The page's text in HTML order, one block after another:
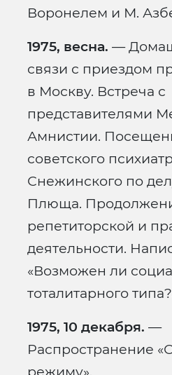
Воронелем и М.
1975, весна. —
связи с приездом
в Москву. Встреча с
представителями
Амнистии.
советского
Снежинского по
Плюща.
репетиторской и
деятельности.
«Возможен ли
тоталитарного
1975, 10 декабря. —
Распространение
режиму».